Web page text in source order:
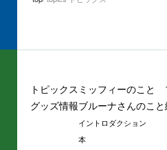
トピックス
グッズ情報
ミッフィーのこと
ブルーナさんのこと
イントロダクション
本